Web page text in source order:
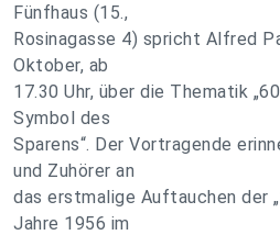
Fünfhaus (15.,
Rosinagasse 4) spricht Alfred
Oktober, ab
17.30 Uhr, über die Thematik
Symbol des
Sparens“. Der Vortragende
und Zuhörer an
das erstmalige Auftauchen der
Jahre 1956 im